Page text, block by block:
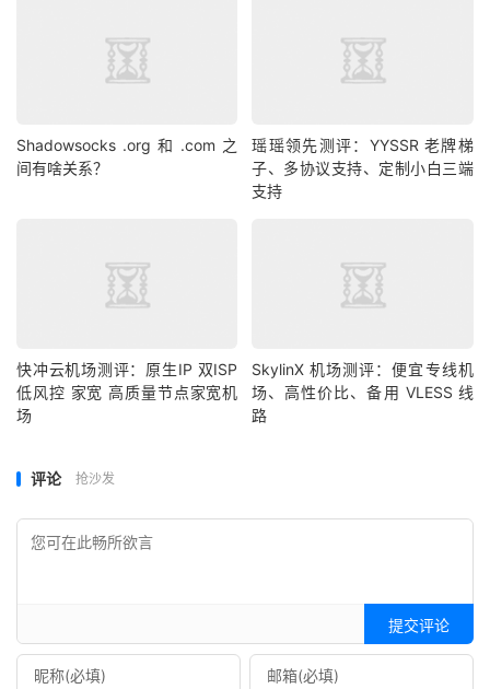
Shadowsocks .org 和 .com 之
间有啥关系？
瑶瑶领先测评：YYSSR 老牌梯
子、多协议支持、定制小白三端
支持
快冲云机场测评：原生IP 双ISP
低风控 家宽 高质量节点家宽机
场
SkylinX 机场测评：便宜专线机
场、高性价比、备用 VLESS 线
路
评论 抢沙发
提交评论